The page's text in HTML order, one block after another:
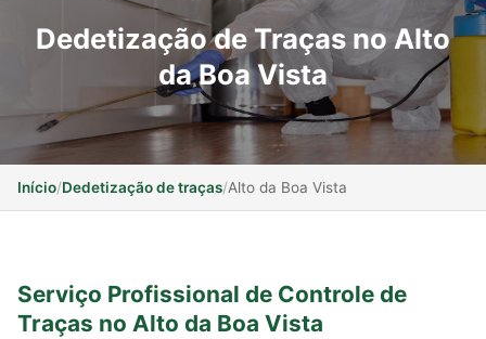
Dedetização de Traças no Alto
da Boa Vista
Início/Dedetização de traças/Alto da Boa Vista
Serviço Profissional de Controle de
Traças no Alto da Boa Vista